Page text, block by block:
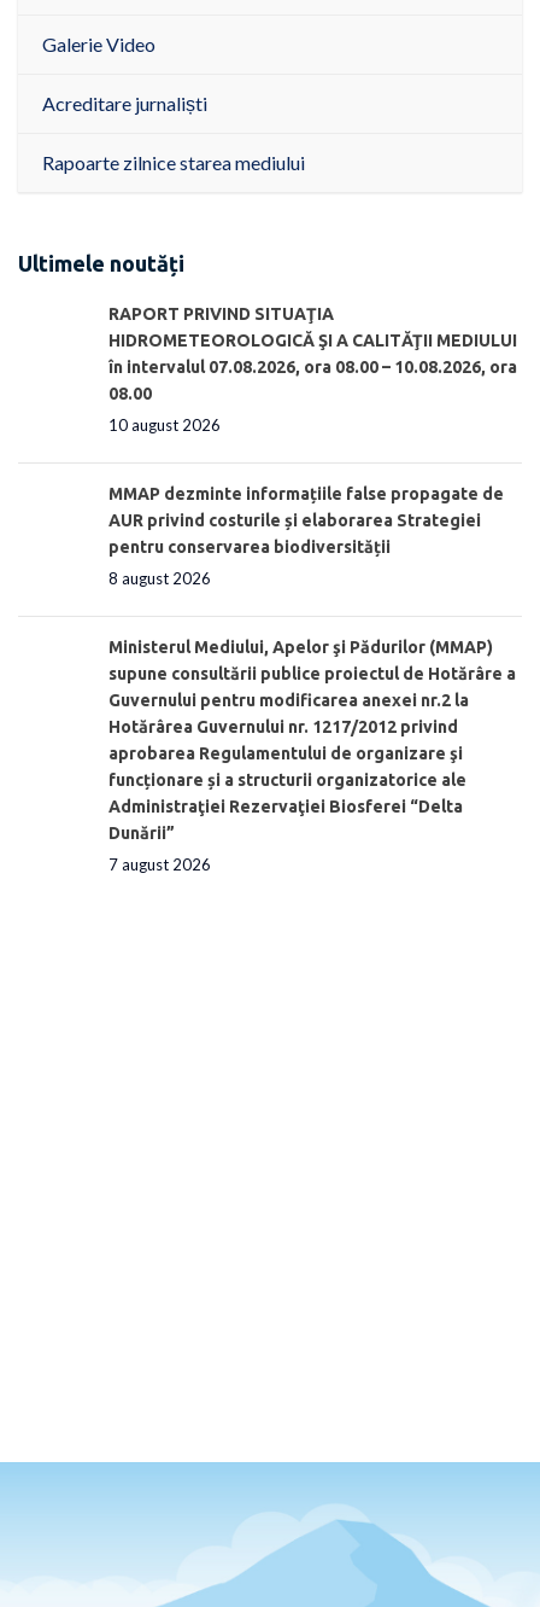
Galerie Video
Acreditare jurnaliști
Rapoarte zilnice starea mediului
Ultimele noutăți
RAPORT PRIVIND SITUAŢIA
HIDROMETEOROLOGICĂ ŞI A CALITĂŢII MEDIULUI
în intervalul 07.08.2026, ora 08.00 – 10.08.2026, ora
08.00
10 august 2026
MMAP dezminte informațiile false propagate de
AUR privind costurile și elaborarea Strategiei
pentru conservarea biodiversității
8 august 2026
Ministerul Mediului, Apelor şi Pădurilor (MMAP)
supune consultării publice proiectul de Hotărâre a
Guvernului pentru modificarea anexei nr.2 la
Hotărârea Guvernului nr. 1217/2012 privind
aprobarea Regulamentului de organizare şi
funcționare și a structurii organizatorice ale
Administraţiei Rezervaţiei Biosferei “Delta
Dunării”
7 august 2026